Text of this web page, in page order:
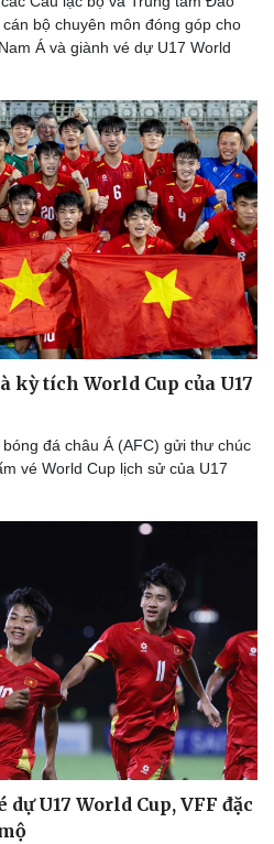
Công nghệ
Sành điệu
Tin Công nghệ
Trải nghiệm
Chuyển đổi số
bộ chuyên môn đóng góp cho
Á và giành vé dự U17 World
kỳ tích World Cup của U17
đá châu Á (AFC) gửi thư chúc
vé World Cup lịch sử của U17
U17 World Cup, VFF đặc